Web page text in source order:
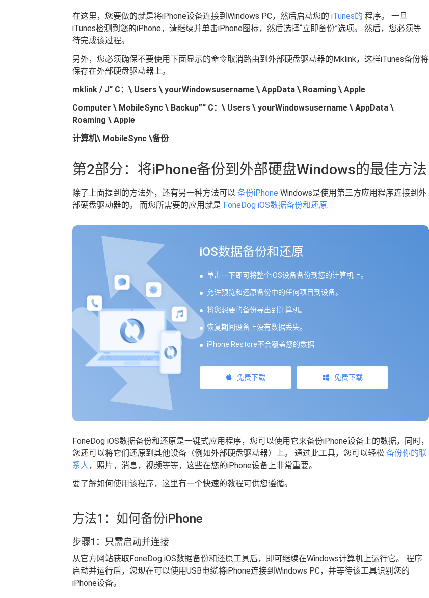
在这里，您要做的就是将iPhone设备连接到Windows PC，然后启动您的 iTunes的 程序。 一旦
iTunes检测到您的iPhone，请继续并单击iPhone图标，然后选择“立即备份”选项。 然后，您必须等
待完成该过程。
另外，您必须确保不要使用下面显示的命令取消路由到外部硬盘驱动器的Mklink，这样iTunes备份将
保存在外部硬盘驱动器上。
mklink / J“ C：\ Users \ yourWindowsusername \ AppData \ Roaming \ Apple
Computer \ MobileSync \ Backup”“ C：\ Users \ yourWindowsusername \ AppData \
Roaming \ Apple
计算机\ MobileSync \备份
第2部分：将iPhone备份到外部硬盘Windows的最佳方法
除了上面提到的方法外，还有另一种方法可以 备份iPhone Windows是使用第三方应用程序连接到外
部硬盘驱动器的。 而您所需要的应用就是 FoneDog iOS数据备份和还原.
iOS数据备份和还原
单击一下即可将整个iOS设备备份到您的计算机上。
允许预览和还原备份中的任何项目到设备。
将您想要的备份导出到计算机。
恢复期间设备上没有数据丢失。
iPhone Restore不会覆盖您的数据
免费下载 免费下载
FoneDog iOS数据备份和还原是一键式应用程序，您可以使用它来备份iPhone设备上的数据，同时，
您还可以将它们还原到其他设备（例如外部硬盘驱动器）上。 通过此工具，您可以轻松 备份你的联
系人 ，照片，消息，视频等等，这些在您的iPhone设备上非常重要。
要了解如何使用该程序，这里有一个快速的教程可供您遵循。
方法1：如何备份iPhone
步骤1：只需启动并连接
从官方网站获取FoneDog iOS数据备份和还原工具后，即可继续在Windows计算机上运行它。 程序
启动并运行后，您现在可以使用USB电缆将iPhone连接到Windows PC，并等待该工具识别您的
iPhone设备。